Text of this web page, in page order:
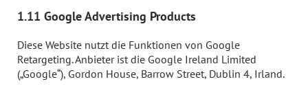
1.11 Google Advertising Products
Diese Website nutzt die Funktionen von Google
Retargeting. Anbieter ist die Google Ireland Limited
(„Google“), Gordon House, Barrow Street, Dublin 4, Irland.